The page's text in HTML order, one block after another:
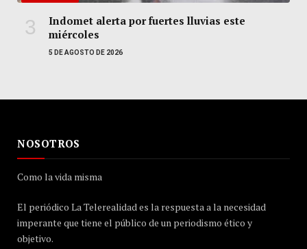
Indomet alerta por fuertes lluvias este
miércoles
5 DE AGOSTO DE 2026
NOSOTROS
Como la vida misma
El periódico La Telerealidad es la respuesta a la necesidad
imperante que tiene el público de un periodismo ético y
objetivo.